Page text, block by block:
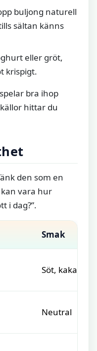
buljong naturell
sältan känns
eller gröt,
krispigt.
bra ihop
hittar du
den som en
vara hur
i dag?”.
Smak
Söt, kakaoton
Neutral